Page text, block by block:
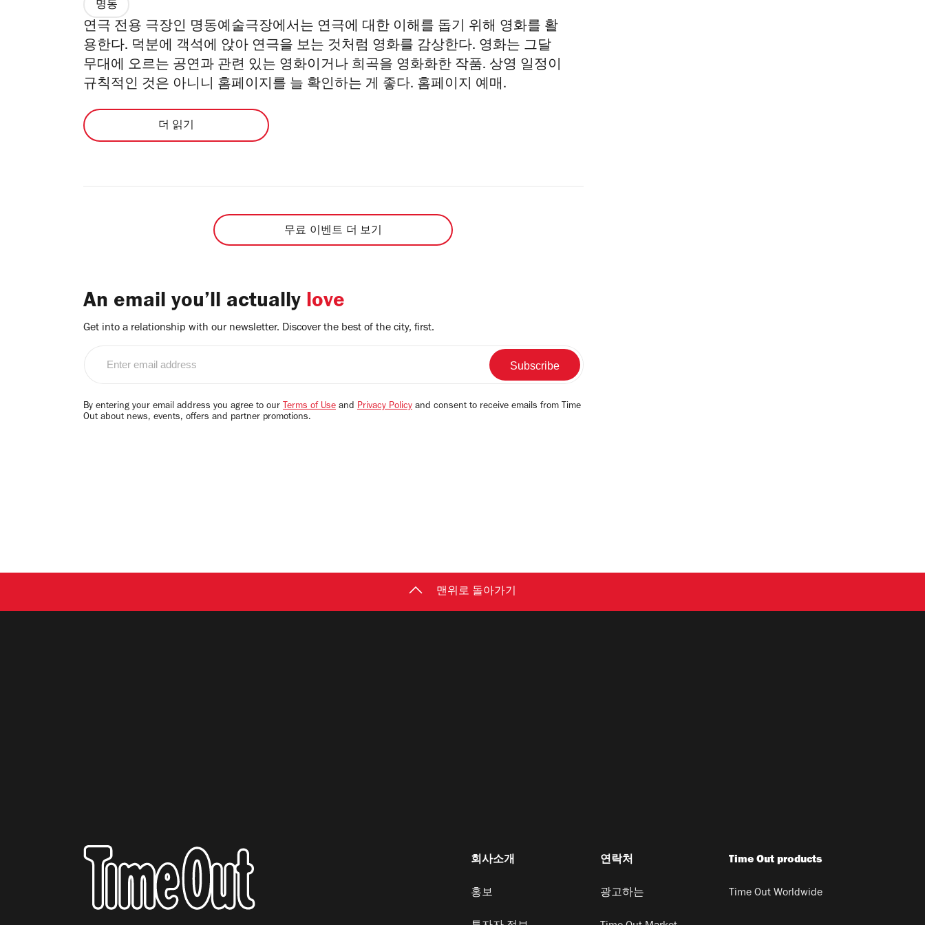
명동
연극 전용 극장인 명동예술극장에서는 연극에 대한 이해를 돕기 위해 영화를 활
용한다. 덕분에 객석에 앉아 연극을 보는 것처럼 영화를 감상한다. 영화는 그달
무대에 오르는 공연과 관련 있는 영화이거나 희곡을 영화화한 작품. 상영 일정이
규칙적인 것은 아니니 홈페이지를 늘 확인하는 게 좋다. 홈페이지 예매.
더 읽기
무료 이벤트 더 보기
An email you’ll actually love
Get into a relationship with our newsletter. Discover the best of the city, first.
email
By entering your email address you agree to our Terms of Use and Privacy Policy and consent to receive emails from Time
Out about news, events, offers and partner promotions.
맨위로 돌아가기
회사소개
홍보
연락처
광고하는
Time Out products
Time Out Worldwide